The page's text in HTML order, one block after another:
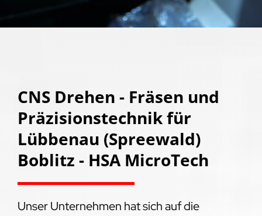
CNS Drehen - Fräsen und
Präzisionstechnik für
Lübbenau (Spreewald)
Boblitz - HSA MicroTech
Unser Unternehmen hat sich auf die